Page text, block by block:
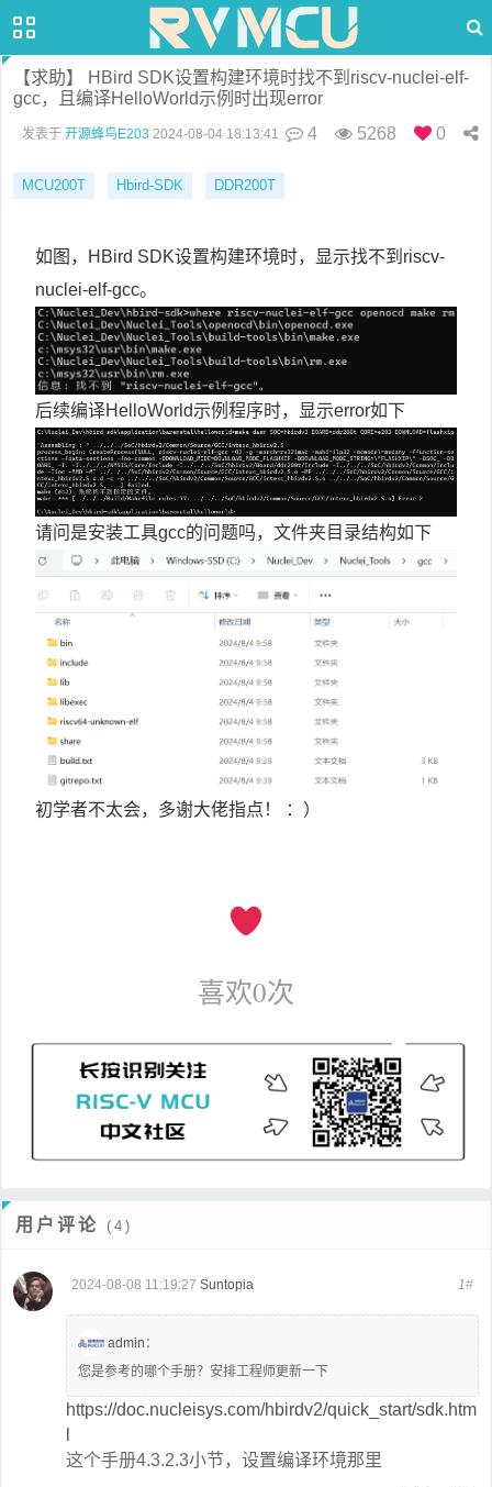
【求助】 HBird SDK设置构建环境时找不到riscv-nuclei-elf-
gcc，且编译HelloWorld示例时出现error
发表于 开源蜂鸟E203 2024-08-04 18:13:41 4 5268 0
MCU200T Hbird-SDK DDR200T
如图，HBird SDK设置构建环境时，显示找不到riscv-
nuclei-elf-gcc。
后续编译HelloWorld示例程序时，显示error如下
请问是安装工具gcc的问题吗，文件夹目录结构如下
初学者不太会，多谢大佬指点！ ：）
喜欢0次
用户评论 (4)
2024-08-08 11:19:27 Suntopia 1#
admin ：
您是参考的哪个手册？安排工程师更新一下
https://doc.nucleisys.com/hbirdv2/quick_start/sdk.htm
这个手册4.3.2.3小节，设置编译环境那里